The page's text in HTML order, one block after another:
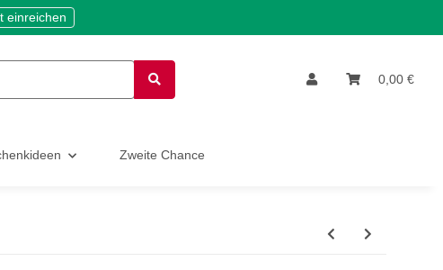
einreichen
0,00 €
Zweite Chance